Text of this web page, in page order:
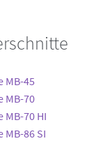
MB-45
MB-70
70 HI
86 SI